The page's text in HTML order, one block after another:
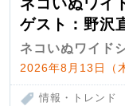
ゲスト：野沢
ネコいぬワイド
2026年8月13日（
情報・トレンド